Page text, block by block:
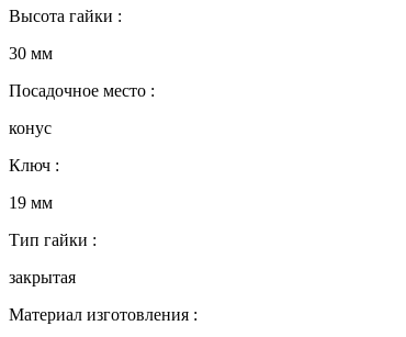
Высота гайки :
30 мм
Посадочное место :
конус
Ключ :
19 мм
Тип гайки :
закрытая
Материал изготовления :